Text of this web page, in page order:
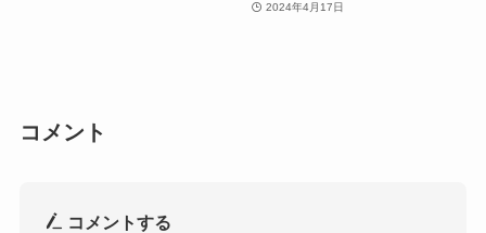
2024年4月17日
コメント
コメントする